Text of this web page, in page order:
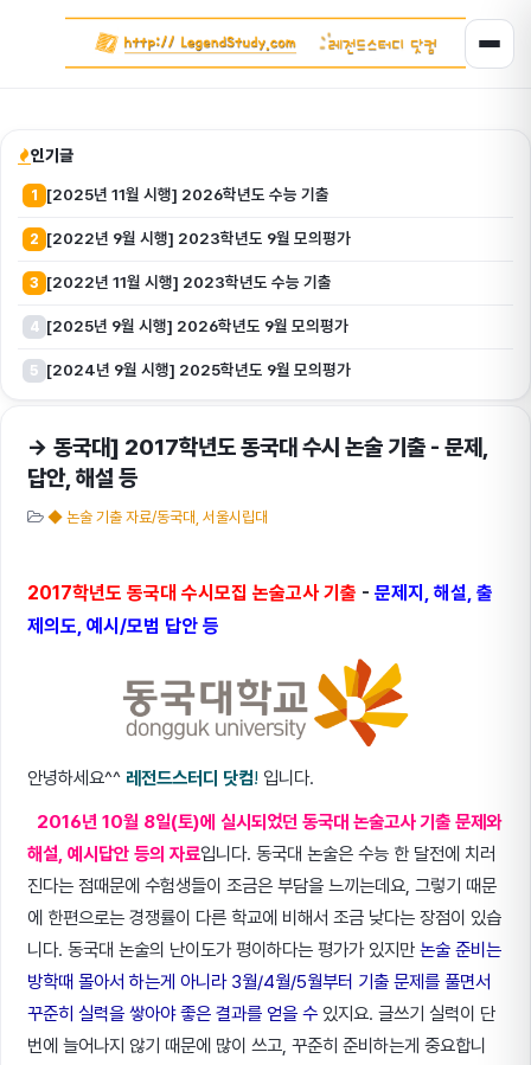
인기글
1 [2025년 11월 시행] 2026학년도 수능 기출
2 [2022년 9월 시행] 2023학년도 9월 모의평가
3 [2022년 11월 시행] 2023학년도 수능 기출
4 [2025년 9월 시행] 2026학년도 9월 모의평가
5 [2024년 9월 시행] 2025학년도 9월 모의평가
→ 동국대] 2017학년도 동국대 수시 논술 기출 - 문제,
답안, 해설 등
◆ 논술 기출 자료/동국대, 서울시립대
2017학년도 동국대 수시모집 논술고사 기출 - 문제지, 해설, 출
제의도, 예시/모범 답안 등
안녕하세요^^ 레전드스터디 닷컴! 입니다.
2016년 10월 8일(토)에 실시되었던 동국대 논술고사 기출 문제와
해설, 예시답안 등의 자료입니다. 동국대 논술은 수능 한 달전에 치러
진다는 점때문에 수험생들이 조금은 부담을 느끼는데요, 그렇기 때문
에 한편으로는 경쟁률이 다른 학교에 비해서 조금 낮다는 장점이 있습
니다. 동국대 논술의 난이도가 평이하다는 평가가 있지만 논술 준비는
방학때 몰아서 하는게 아니라 3월/4월/5월부터 기출 문제를 풀면서
꾸준히 실력을 쌓아야 좋은 결과를 얻을 수 있지요. 글쓰기 실력이 단
번에 늘어나지 않기 때문에 많이 쓰고, 꾸준히 준비하는게 중요합니